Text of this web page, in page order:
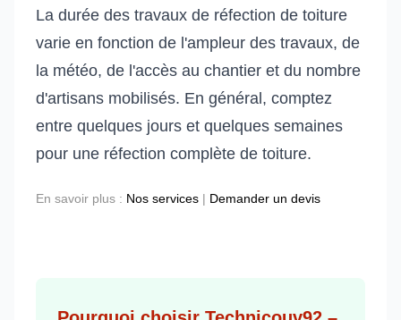
La durée des travaux de réfection de toiture
varie en fonction de l'ampleur des travaux, de
la météo, de l'accès au chantier et du nombre
d'artisans mobilisés. En général, comptez
entre quelques jours et quelques semaines
pour une réfection complète de toiture.
En savoir plus : Nos services | Demander un devis